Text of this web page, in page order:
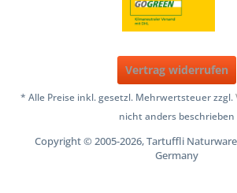
Vertrag widerrufen
* Alle Preise inkl. gesetzl. Mehrwertsteuer zzgl.
nicht anders beschrieben
Copyright © 2005-2026, Tartuffli
Germany